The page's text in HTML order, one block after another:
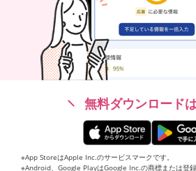
無料ダウンロード
※App StoreはApple Inc.のサービスマークです。
※Android、Google PlayはGoogle Inc.の商標または登録